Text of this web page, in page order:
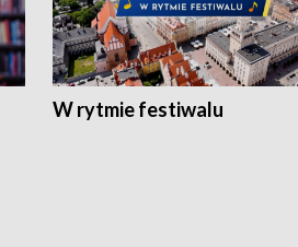
W rytmie festiwalu